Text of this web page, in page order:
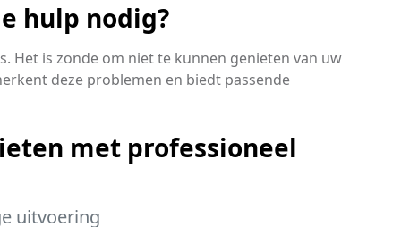
hulp nodig?
Het is zonde om niet te kunnen genieten van uw
deze problemen en biedt passende
met professioneel
uitvoering